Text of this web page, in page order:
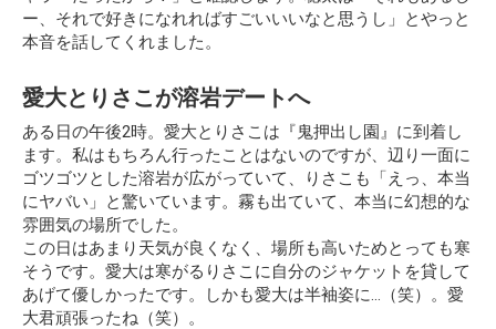
ー、それで好きになれればすごいいいなと思うし」
とやっと
本音を話してくれました。
愛大とりさこが溶岩デートへ
ある日の午後2時。愛大とりさこは『鬼押出し園』に到着し
ます。私はもちろん行ったことはないのですが、辺り一面に
ゴツゴツとした溶岩が広がっていて、りさこも「えっ、本当
にヤバい」と驚いています。霧も出ていて、本当に幻想的な
雰囲気の場所でした。
この日はあまり天気が良くなく、場所も高いためとっても寒
そうです。愛大は寒がるりさこに自分のジャケットを貸して
あげて優しかったです。しかも愛大は半袖姿に…（笑）。愛
大君頑張ったね（笑）。